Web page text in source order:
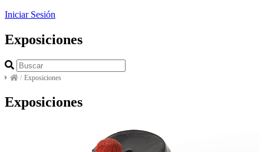
Iniciar Sesión
Exposiciones
/ Exposiciones
Exposiciones